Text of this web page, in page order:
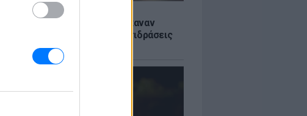
ΕΙΔΗΣΕΙΣ
Μύκονος: Ιταλοί τουρίστες έκαναν
«κλαμπ» βανάκι transfer - Αντιδράσεις
για το ξέφρενο πάρτι